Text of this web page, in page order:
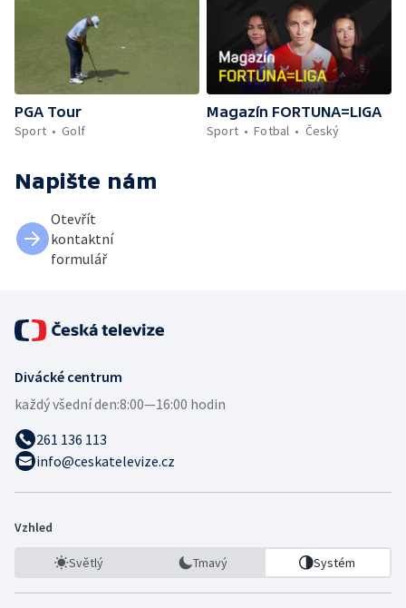
PGA Tour
Sport
Golf
Magazín FORTUNA=LIGA
Sport
Fotbal Český
Napište nám
Otevřít
kontaktní
formulář
Divácké centrum
každý všední den:8:00—16:00 hodin
261 136 113
info@ceskatelevize.cz
Vzhled
Světlý Tmavý Systém